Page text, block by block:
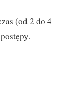
(od 2 do 4